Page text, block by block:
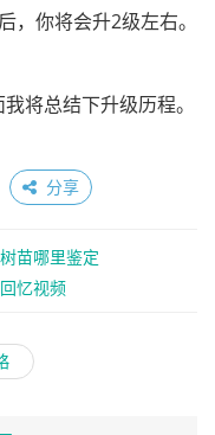
你将会升2级左右。
将总结下升级历程。
分享
苗哪里鉴定
忆视频